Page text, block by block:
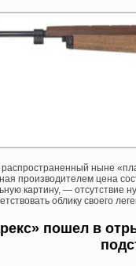
ныне
производителем цена
картину, — отсутствие
облику своего
пошел в